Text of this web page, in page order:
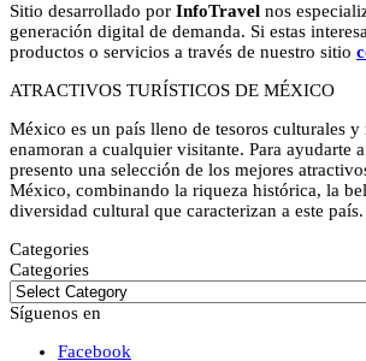
Sitio desarrollado por InfoTravel nos
generación digital de demanda. Si estas
productos o servicios a través de nuestro sitio
ATRACTIVOS TURÍSTICOS DE MÉXICO
México es un país lleno de tesoros culturales y
enamoran a cualquier visitante. Para ayudarte
presento una selección de los mejores
México, combinando la riqueza histórica, la
diversidad cultural que caracterizan a este país.
Categories
Categories
Síguenos en
Facebook